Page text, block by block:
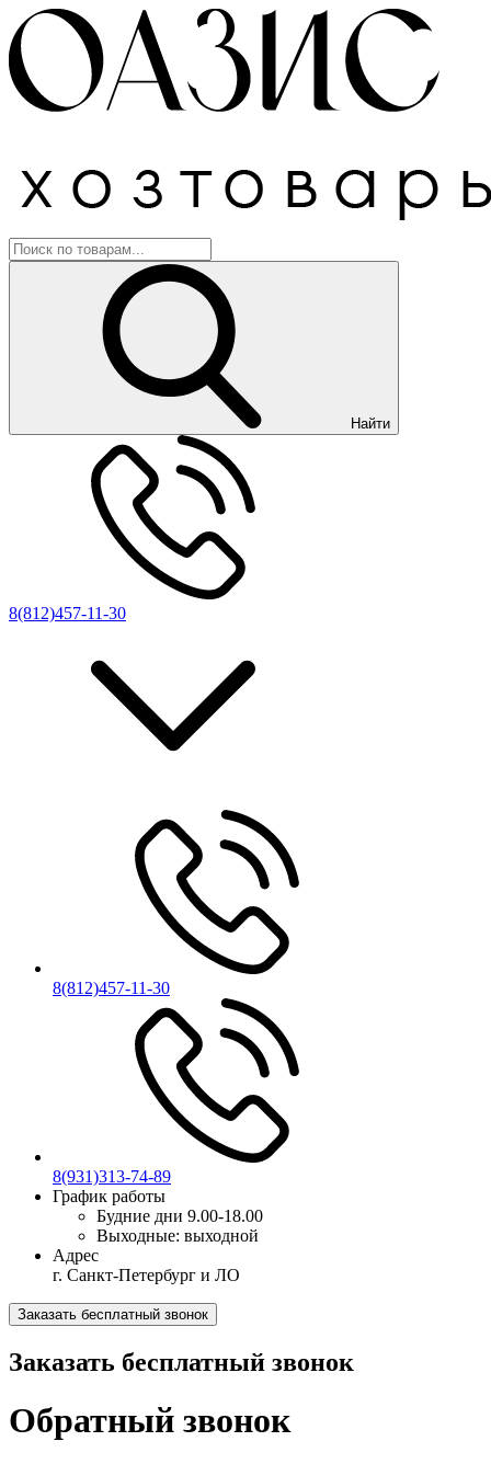
Найти
8(812)457-11-30
8(812)457-11-30
8(931)313-74-89
График работы
Будние дни 9.00-18.00
Выходные: выходной
Адрес
г. Санкт-Петербург и ЛО
Заказать бесплатный звонок
Заказать бесплатный звонок
Обратный звонок